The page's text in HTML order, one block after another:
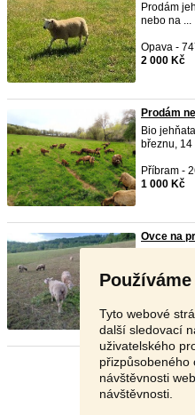
Tyto webové
další sledovací
uživatelského
přizpůsobeného
návštěvnosti
návštěvnosti.
Prodám
nebo na ...
Opava -
2 000 Kč
Prodám
Bio
březnu, 14
Příbram -
1 000 Kč
Ovce na
2 000 Kč
Stránka: